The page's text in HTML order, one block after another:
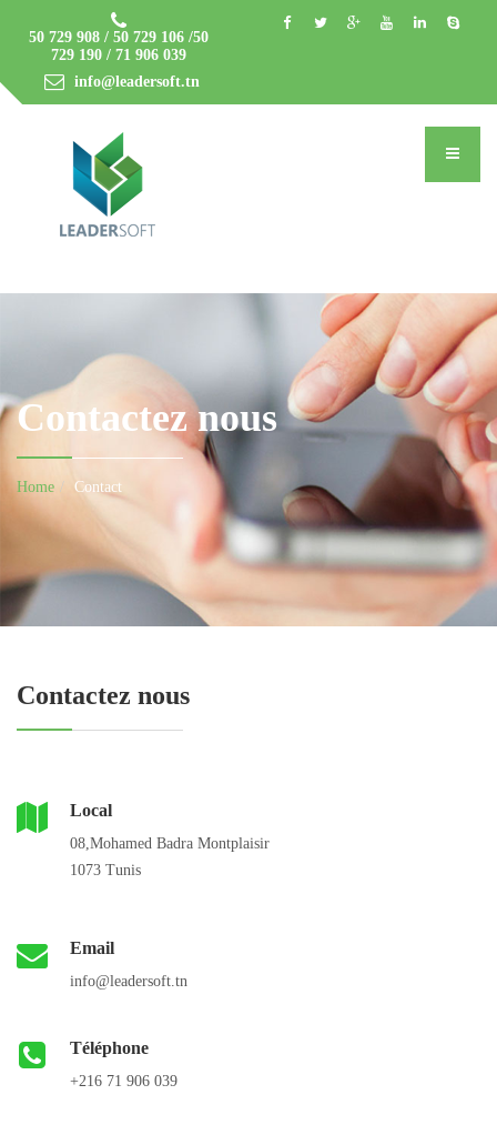
50 729 908 / 50 729 106 /50
729 190 / 71 906 039
info@leadersoft.tn
Contactez nous
Home Contact
Contactez nous
Local
08,Mohamed Badra Montplaisir
1073 Tunis
Email
info@leadersoft.tn
Téléphone
+216 71 906 039